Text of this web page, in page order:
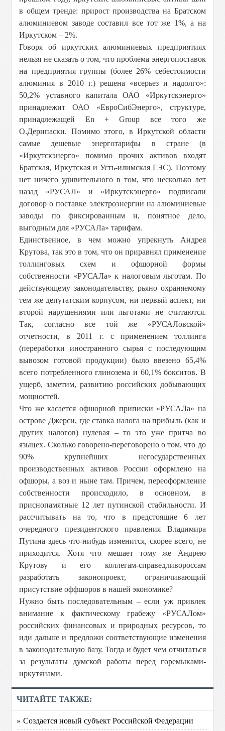
в общем тренде: прирост производства на Братском
алюминиевом заводе составил все тот же 1%, а на
Иркутском – 2%.
Говоря об иркутских алюминиевых предприятиях
нельзя не сказать о том, что проблема энергопоставок
на предприятия группы (более 26% себестоимости
алюминия в 2010 г.) решена «всерьез и надолго»:
50,2% уставного капитала ОАО «Иркутскэнерго»
принадлежит ОАО «ЕвроСибЭнерго», структуре,
принадлежащей En + Group все того же
О.Дерипаски. Помимо этого, в Иркутской области
самые дешевые энерготарифы в стране (в
«Иркутскэнерго» помимо прочих активов входят
Братская, Иркутская и Усть-илимская ГЭС). Поэтому
нет ничего удивительного в том, что несколько лет
назад «РУСАЛ» и «Иркутскэнерго» подписали
договор о поставке электроэнергии на алюминиевые
заводы по фиксированным и, понятное дело,
выгодным для «РУСАЛа» тарифам.
Единственное, в чем можно упрекнуть Андрея
Крутова, так это в том, что он приравнял применение
толлинговых схем и офшорной формы
собственности «РУСАЛа» к налоговым льготам. По
действующему законодательству, рьяно охраняемому
тем же депутатским корпусом, ни первый аспект, ни
второй нарушениями или льготами не считаются.
Так, согласно все той же «РУСАЛовской»
отчетности, в 2011 г. с применением толлинга
(переработки иностранного сырья с последующим
вывозом готовой продукции) было ввезено 65,4%
всего потребленного глинозема и 60,1% бокситов. В
ущерб, заметим, развитию российских добывающих
мощностей.
Что же касается офшорной приписки «РУСАЛа» на
острове Джерси, где ставка налога на прибыль (как и
других налогов) нулевая – то это уже притча во
языцех. Сколько говорено-переговорено о том, что до
90% крупнейших негосударственных
производственных активов России оформлено на
офшоры, а воз и ныне там. Причем, переоформление
собственности происходило, в основном, в
приснопамятные 12 лет путинской стабильности. И
рассчитывать на то, что в предстоящие 6 лет
очередного президентского правления Владимира
Путина здесь что-нибудь изменится, скорее всего, не
приходится. Хотя что мешает тому же Андрею
Крутову и его коллегам-справедливороссам
разработать законопроект, ограничивающий
присутствие оффшоров в нашей экономике?
Нужно быть последовательным – если уж привлек
внимание к фактическому грабежу «РУСАЛом»
российских финансовых и природных ресурсов, то
иди дальше и предложи соответствующие изменения
в законодательную базу. Тогда и будет чем отчитаться
за результаты думской работы перед горемыками-
иркутянами.
ЧИТАЙТЕ ТАКЖЕ:
» Создается новый субъект Российской Федерации